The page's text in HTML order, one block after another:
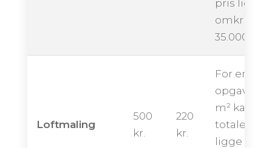
pris ligge
omkring
35.000
Loftmaling
500
kr.
220
kr.
For en
opgave på
m² kan
totale pris
ligge